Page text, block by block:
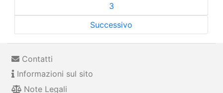
3
Successivo
Contatti
Informazioni sul sito
Note Legali